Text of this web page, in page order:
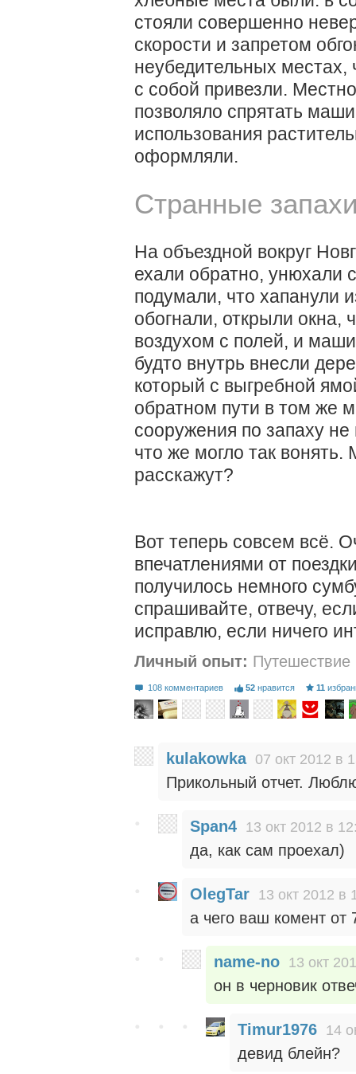
стояли совершенно
скорости и запретом
неубедительных местах,
с собой привезли.
позволяло спрятать
использования
оформляли.
Странные
На объездной вокруг
ехали обратно, унюхали
подумали, что хапанули
обогнали, открыли
воздухом с полей, и
будто внутрь внесли
который с выгребной
обратном пути в том же
сооружения по запаху
что же могло так
расскажут?
Вот теперь совсем всё.
впечатлениями от
получилось немного
спрашивайте, отвечу,
исправлю, если ничего
Личный опыт: Путешествие
108 комментариев 52 нравится 11
kulakowka 07 окт 2012 в
Прикольный отчет.
Span4 13 окт 2012 в
да, как сам проехал)
OlegTar 13 окт 2012 в
а чего ваш комент от
name-no 13 окт
он в черновик
Timur1976 14
девид блейн?